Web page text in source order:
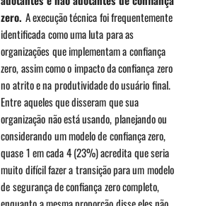
zero. A execução técnica foi frequentemente
identificada como uma luta para as
organizações que implementam a confiança
zero, assim como o impacto da confiança zero
no atrito e na produtividade do usuário final.
Entre aqueles que disseram que sua
organização não está usando, planejando ou
considerando um modelo de confiança zero,
quase 1 em cada 4 (23%) acredita que seria
muito difícil fazer a transição para um modelo
de segurança de confiança zero completo,